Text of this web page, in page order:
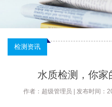
检测资讯
水质检测，你家
作者：超级管理员 | 发布时间：